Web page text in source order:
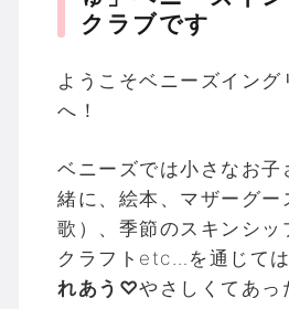
クラブです
ようこそベニーズイン
へ！
ベニーズでは小さなお子
緒に、絵本、マザーグー
歌）、季節のスキンシッ
クラフトetc…を通じて
れあう♡やさしくてあっ